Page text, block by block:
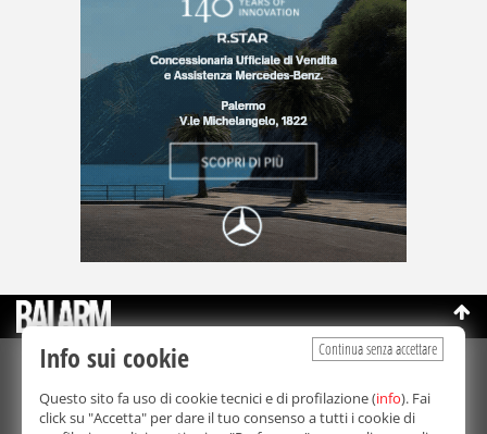
©Copyright 2003-2026
Bmedia Srl- P.IVA 07064240828
La riproduzione totale o parziale di tutti i contenuti, in qualunque
forma, su qualsiasi supporto è proibita.
Continua senza accettare
Info sui cookie
Questo sito fa uso di cookie tecnici e di profilazione (info). Fai
click su "Accetta" per dare il tuo consenso a tutti i cookie di